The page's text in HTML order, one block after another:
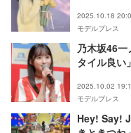
2025.10.18
モデルプレス
乃木坂46一
タイル良い
2025.10.02
モデルプレス
Hey! Say!